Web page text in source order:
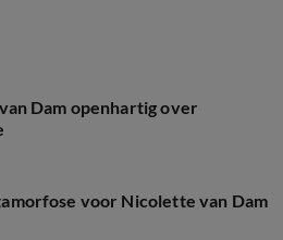
Dam openhartig over
voor Nicolette van Dam